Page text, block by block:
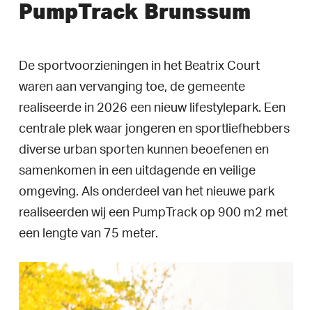
PumpTrack Brunssum
De sportvoorzieningen in het Beatrix Court
waren aan vervanging toe, de gemeente
realiseerde in 2026 een nieuw lifestylepark. Een
centrale plek waar jongeren en sportliefhebbers
diverse urban sporten kunnen beoefenen en
samenkomen in een uitdagende en veilige
omgeving. Als onderdeel van het nieuwe park
realiseerden wij een PumpTrack op 900 m2 met
een lengte van 75 meter.